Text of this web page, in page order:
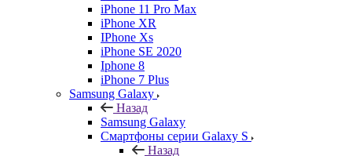
iPhone 11 Pro Max
iPhone XR
IPhone Xs
iPhone SE 2020
Iphone 8
iPhone 7 Plus
Samsung Galaxy
Назад
Samsung Galaxy
Смартфоны серии Galaxy S
Назад